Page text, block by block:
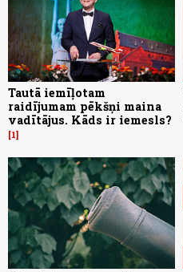
Tautā iemīļotam
raidījumam pēkšņi maina
vadītājus. Kāds ir iemesls?
1